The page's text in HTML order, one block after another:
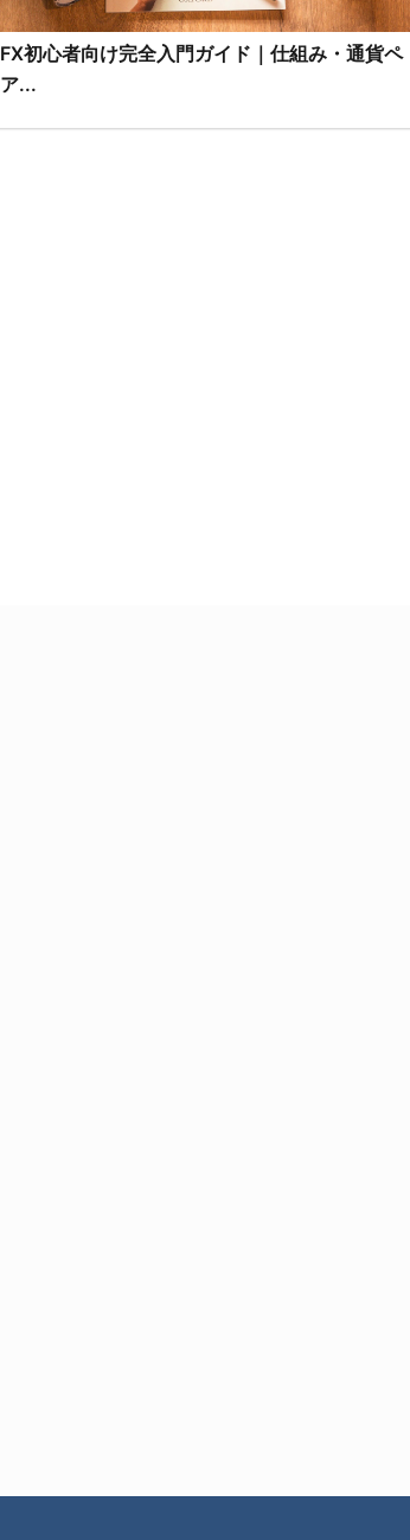
FX初心者向け完全入門ガイド｜仕組み・通貨ペ
ア...